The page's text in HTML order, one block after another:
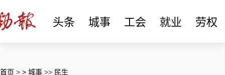
头条 城事 工会 就业 劳权
首页 > > 城事 >> 民生